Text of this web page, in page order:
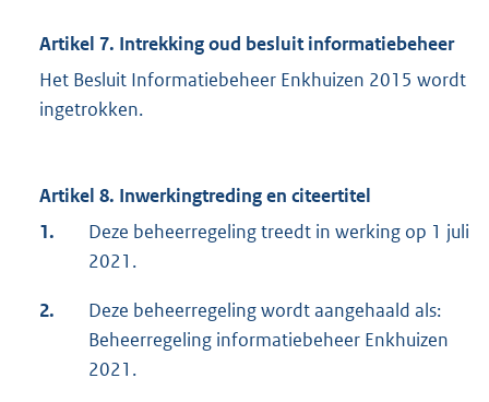
Artikel 7. Intrekking oud besluit informatiebeheer
Het Besluit Informatiebeheer Enkhuizen 2015 wordt
ingetrokken.
Artikel 8. Inwerkingtreding en citeertitel
1.
Deze beheerregeling treedt in werking op 1 juli
2021.
2.
Deze beheerregeling wordt aangehaald als:
Beheerregeling informatiebeheer Enkhuizen
2021.